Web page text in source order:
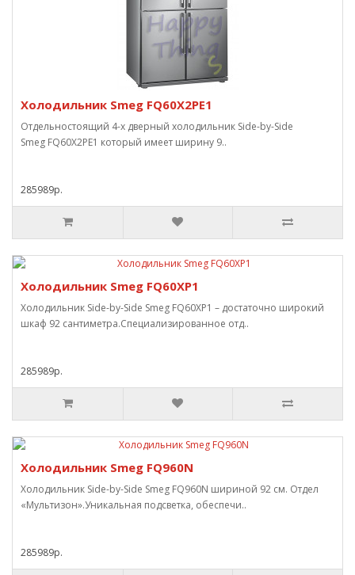
Холодильник Smeg FQ60X2PE1
Отдельностоящий 4-х дверный холодильник Side-by-Side
Smeg FQ60X2PE1 который имеет ширину 9..
285989р.
Холодильник Smeg FQ60XP1
Холодильник Side-by-Side Smeg FQ60XP1 – достаточно широкий
шкаф 92 сантиметра.Специализированное отд..
285989р.
Холодильник Smeg FQ960N
Холодильник Side-by-Side Smeg FQ960N шириной 92 см. Отдел
«Мультизон».Уникальная подсветка, обеспечи..
285989р.